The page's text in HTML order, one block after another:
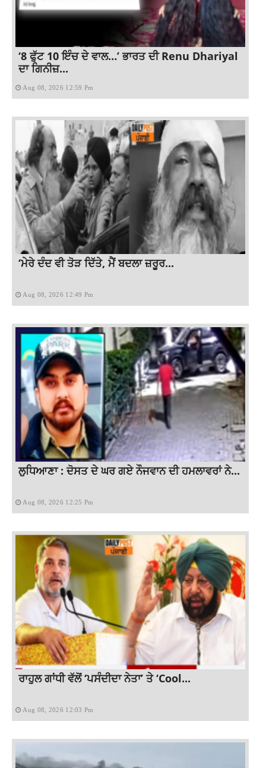
‘8 ਫੁੱਟ 10 ਇੰਚ ਦੇ ਵਾਲ…’ ਭਾਰਤ ਦੀ Renu Dhariyal
ਦਾ ਗਿਨੀਜ਼...
Aug 08, 2026 12:59 Pm
‘ਮੇਰੇ ਦੰਦ ਵੀ ਤੋੜ ਦਿੱਤੇ, ਮੈਂ ਬਦਲਾ ਜ਼ਰੂਰ...
Aug 08, 2026 12:49 Pm
ਲੁਧਿਆਣਾ : ਦੋਸਤ ਦੇ ਘਰ ਗਏ ਨੌਜਵਾਨ ਦੀ ਹਮਲਾਵਰਾਂ ਨੇ...
Aug 08, 2026 12:25 Pm
ਰਾਹੁਲ ਗਾਂਧੀ ਵੱਲੋਂ ‘ਪਸੰਦੀਦਾ ਨੇਤਾ’ ਤੇ ‘Cool...
Aug 08, 2026 12:03 Pm